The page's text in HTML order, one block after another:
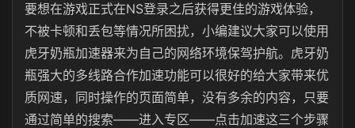
要想在游戏正式在NS登录之后获得更佳的游戏体验，
不被卡顿和丢包等情况所困扰，小编建议大家可以使用
虎牙奶瓶加速器来为自己的网络环境保驾护航。虎牙奶
瓶强大的多线路合作加速功能可以很好的给大家带来优
质网速，同时操作的页面简单，没有多余的内容，只要
通过简单的搜索——进入专区——点击加速这三个步骤